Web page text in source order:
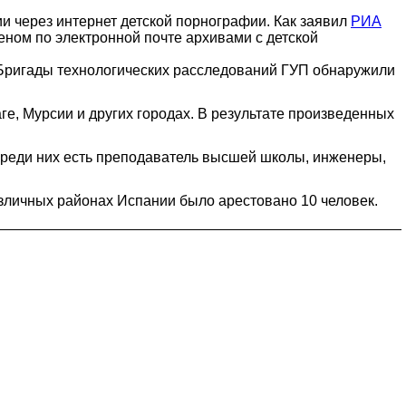
интернет детской порнографии. Как заявил РИА
по электронной почте архивами с детской
технологических расследований ГУП обнаружили
Мурсии и других городах. В результате произведенных
них есть преподаватель высшей школы, инженеры,
районах Испании было арестовано 10 человек.